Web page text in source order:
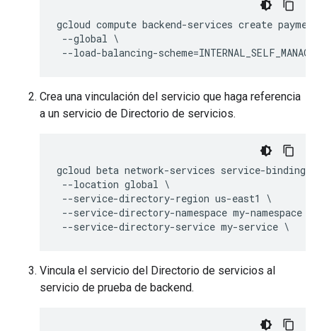
gcloud compute backend-services create
--global \
Crea una vinculación del servicio que haga referencia
a un servicio de Directorio de servicios.
gcloud beta network-services service-
--location global \
--service-directory-region us-east1 \
--service-directory-namespace my-namespace \
Vincula el servicio del Directorio de servicios al
servicio de prueba de backend.